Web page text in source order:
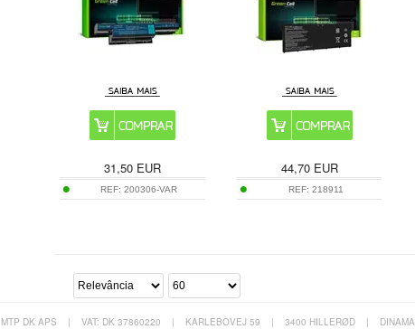
31,50EUR
REF:200306-VAR
44,70EUR
REF:218911
MTP DK APS | VAT: DK 37860220 | KARLEBOVEJ 59 | 3400 HILLERØD |